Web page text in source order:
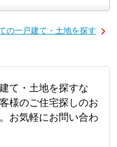
の一戸建て・土地を探す
て・土地を探すな
様のご住宅探しのお
お気軽にお問い合わ